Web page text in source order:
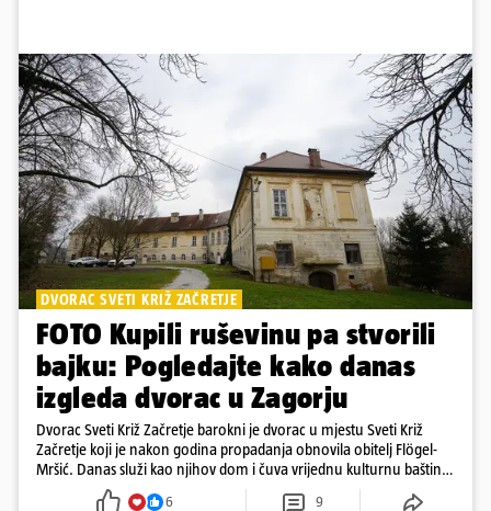
DVORAC SVETI KRIŽ ZAČRETJE
FOTO Kupili ruševinu pa stvorili
bajku: Pogledajte kako danas
izgleda dvorac u Zagorju
Dvorac Sveti Križ Začretje barokni je dvorac u mjestu Sveti Križ
Začretje koji je nakon godina propadanja obnovila obitelj Flögel-
Mršić. Danas služi kao njihov dom i čuva vrijednu kulturnu baštinu
davno zaboravljenog vremena
6 9